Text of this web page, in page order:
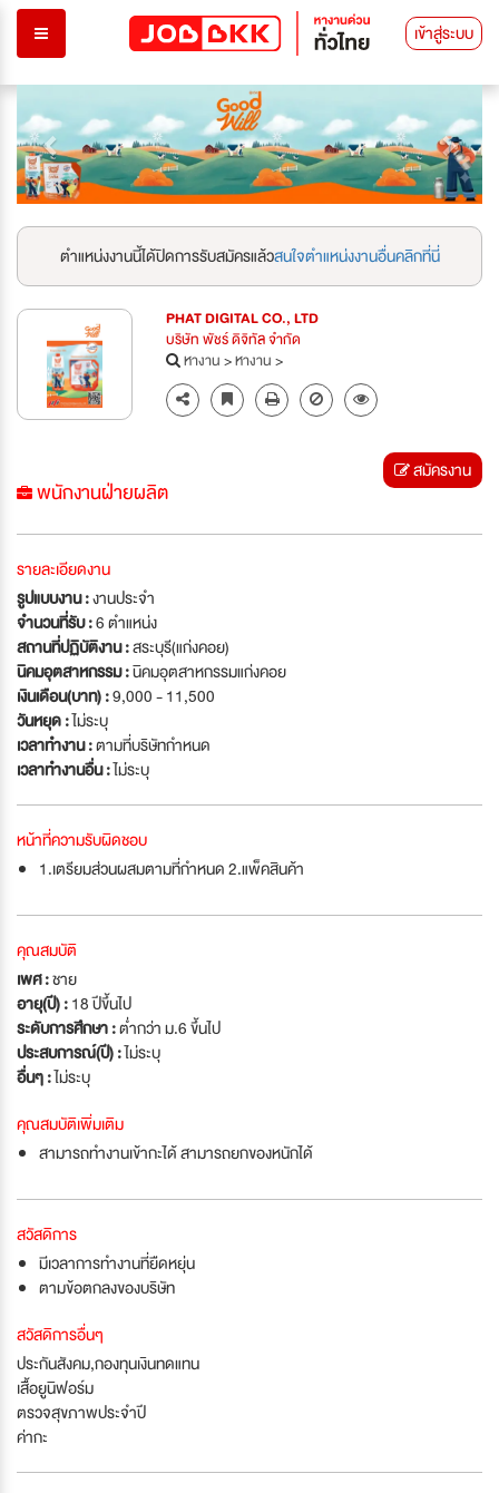
เข้าสู่ระบบ
ตำแหน่งงานนี้ได้ปิดการรับสมัครแล้วสนใจตำแหน่งงานอื่นคลิกที่นี่
PHAT DIGITAL CO., LTD
บริษัท พัชร์ ดิจิทัล จำกัด
หางาน>หางาน>
พนักงานฝ่ายผลิต
สมัครงาน
รายละเอียดงาน
รูปแบบงาน :งานประจำ
จำนวนที่รับ :6 ตำแหน่ง
สถานที่ปฏิบัติงาน :สระบุรี(แก่งคอย)
นิคมอุตสาหกรรม :นิคมอุตสาหกรรมแก่งคอย
เงินเดือน(บาท) :9,000 - 11,500
วันหยุด :ไม่ระบุ
เวลาทำงาน :ตามที่บริษัทกำหนด
เวลาทำงานอื่น :ไม่ระบุ
หน้าที่ความรับผิดชอบ
1.เตรียมส่วนผสมตามที่กำหนด 2.แพ็คสินค้า
คุณสมบัติ
เพศ :ชาย
อายุ(ปี) :18 ปีขึ้นไป
ระดับการศึกษา :ต่ำกว่า ม.6 ขึ้นไป
ประสบการณ์(ปี) :ไม่ระบุ
อื่นๆ :ไม่ระบุ
คุณสมบัติเพิ่มเติม
สามารถทำงานเข้ากะได้ สามารถยกของหนักได้
สวัสดิการ
มีเวลาการทำงานที่ยืดหยุ่น
ตามข้อตกลงของบริษัท
สวัสดิการอื่นๆ
ประกันสังคม,กองทุนเงินทดแทน
เสื้อยูนิฟอร์ม
ตรวจสุขภาพประจำปี
ค่ากะ